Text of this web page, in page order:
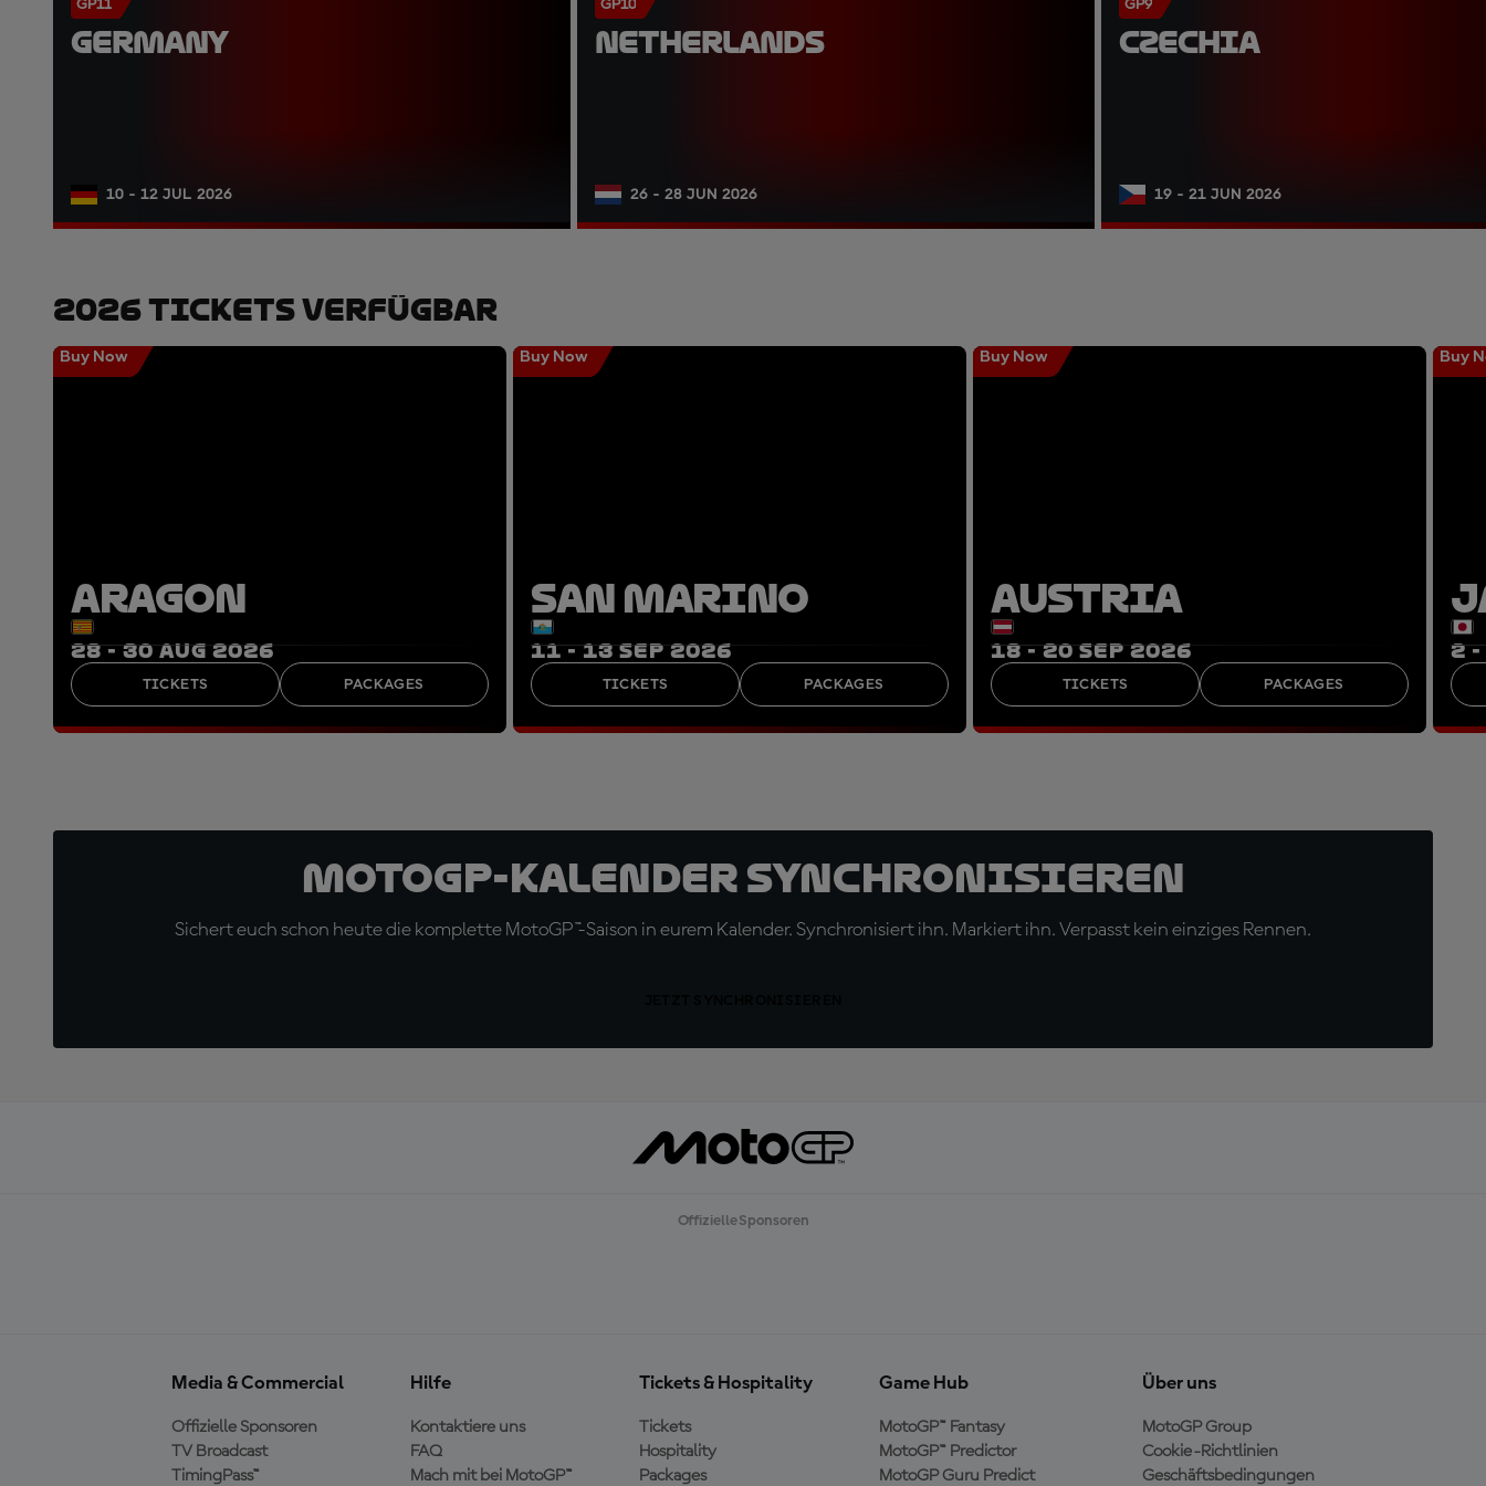
GP11
GERMANY
10 - 12 JUL 2026
GP10
NETHERLANDS
26 - 28 JUN 2026
GP9
CZECHIA
19 - 21 JUN 2026
2026 Tickets Verfügbar
Buy Now
ARAGON
28 - 30 AUG 2026
TICKETS PACKAGES
Buy Now
SAN MARINO
11 - 13 SEP 2026
TICKETS PACKAGES
Buy Now
AUSTRIA
18 - 20 SEP 2026
TICKETS PACKAGES
Buy
2 -
MotoGP-Kalender synchronisieren
Sichert euch schon heute die komplette MotoGP™-Saison in eurem Kalender. Synchronisiert ihn. Markiert ihn. Verpasst kein einziges Rennen.
Offizielle Sponsoren
Media & Commercial
Offizielle Sponsoren
TV Broadcast
TimingPass™
Hilfe
Kontaktiere uns
FAQ
Mach mit bei MotoGP™
Tickets & Hospitality
Tickets
Hospitality
Packages
Game Hub
MotoGP™ Fantasy
MotoGP™ Predictor
MotoGP Guru Predict
Über uns
MotoGP Group
Cookie-Richtlinien
Geschäftsbedingungen